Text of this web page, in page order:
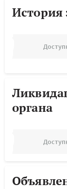
История
органа